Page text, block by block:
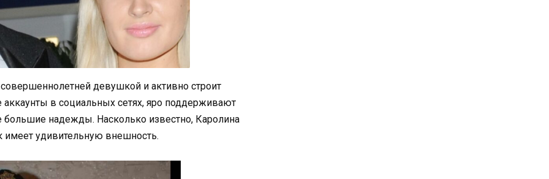
девушкой и активно строит
в социальных сетях, яро поддерживают
надежды. Насколько известно, Каролина
имеет удивительную внешность.